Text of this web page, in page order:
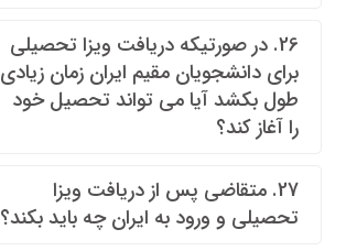
26. در صورتیکه دریافت ویزا تحصیلی
برای دانشجویان مقیم ایران زمان زیادی
طول بکشد آیا می تواند تحصیل خود
را آغاز کند؟
27. متقاضی پس از دریافت ویزا
تحصیلی و ورود به ایران چه باید بکند؟